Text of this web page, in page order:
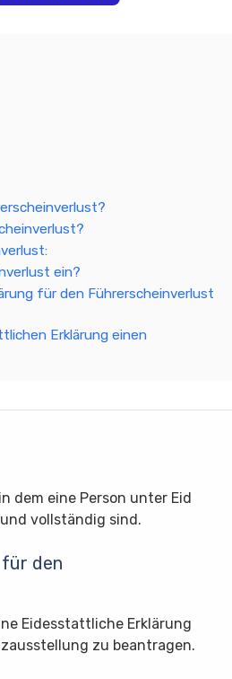
ein?
für den Führerscheinverlust
Erklärung einen
dem eine Person unter Eid
vollständig sind.
den
Eidesstattliche Erklärung
zu beantragen.